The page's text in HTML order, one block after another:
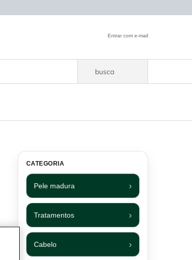
Entrar com e-mail
busca
CATEGORIA
Pele madura
Tratamentos
Cabelo